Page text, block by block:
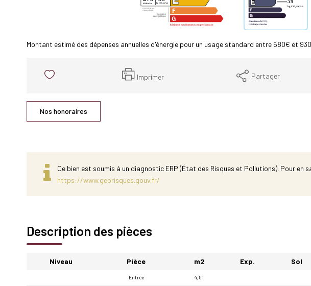
Montant estimé des dépenses annuelles d'énergie pour un usage standard entre 680€ et
Imprimer Partager
Nos honoraires
Ce bien est soumis à un diagnostic ERP (État des Risques et Pollutions). Pour en
https://www.georisques.gouv.fr/
Description des pièces
Niveau Pièce m2 Exp. Sol
Entrée 4,51